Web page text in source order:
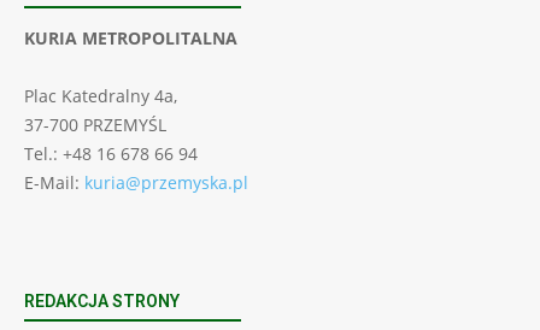
KURIA METROPOLITALNA
Plac Katedralny 4a,
37-700 PRZEMYŚL
Tel.: +48 16 678 66 94
E-Mail: kuria@przemyska.pl
REDAKCJA STRONY